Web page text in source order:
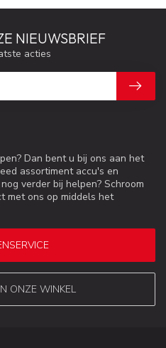
Dan bent u bij ons aan het
assortiment accu's en
verder bij helpen? Schroom
met ons op middels het
ONZE WINKEL
NIEUWSBRIEF
acties